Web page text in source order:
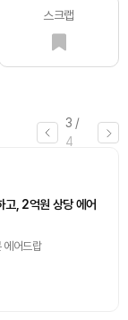
스크랩
3 /
4
, 2억원 상당 에어
에어드랍